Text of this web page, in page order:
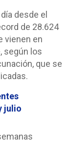
desde el
de 28.624
vienen en
según los
que se
julio